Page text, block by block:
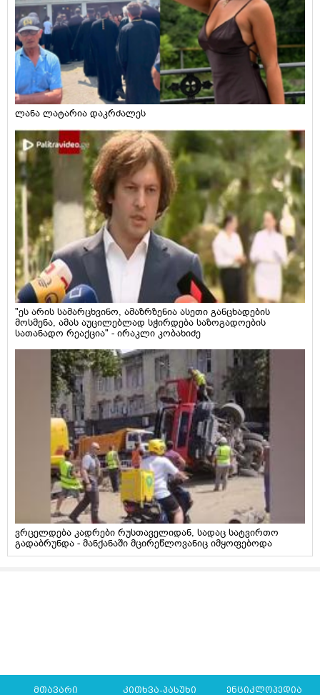
ლანა ლატარია დაკრძალეს
"ეს არის სამარცხვინო, ამაზრზენია ასეთი განცხადების
მოსმენა, ამას აუცილებლად სჭირდება საზოგადოების
სათანადო რეაქცია" - ირაკლი კობახიძე
ვრცელდება კადრები რუსთაველიდან, სადაც სატვირთო
გადაბრუნდა - მანქანაში მცირეწლოვანიც იმყოფებოდა
მთავარი კითხვა-პასუხი ენციკლოპედია